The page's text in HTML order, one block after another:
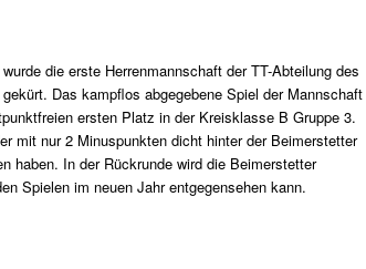
die erste Herrenmannschaft der TT-Abteilung des
Das kampflos abgegebene Spiel der Mannschaft
ersten Platz in der Kreisklasse B Gruppe 3.
mit nur 2 Minuspunkten dicht hinter der Beimerstetter
haben. In der Rückrunde wird die Beimerstetter
Spielen im neuen Jahr entgegensehen kann.